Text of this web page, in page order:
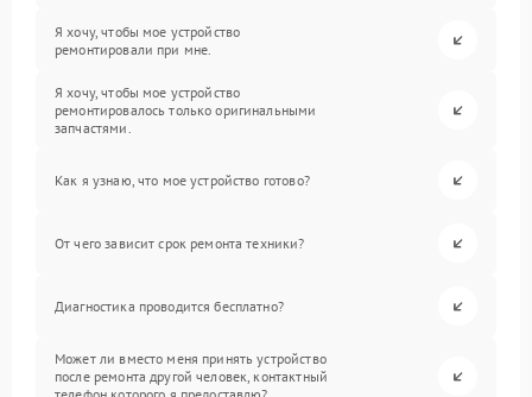
Я хочу, чтобы мое устройство
ремонтировали при мне.
Я хочу, чтобы мое устройство
ремонтировалось только оригинальными
запчастями.
Как я узнаю, что мое устройство готово?
От чего зависит срок ремонта техники?
Диагностика проводится бесплатно?
Может ли вместо меня принять устройство
после ремонта другой человек, контактный